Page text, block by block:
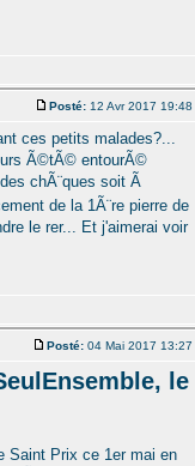
Posté: 12 Avr 2017 19:48
ces petits malades?...
Ã©tÃ© entourÃ©
chÃ¨ques soit Ã
de la 1Ã¨re pierre de
le rer... Et j'aimerai voir
Posté: 04 Mai 2017 13:27
le
Saint Prix ce 1er mai en